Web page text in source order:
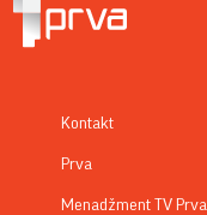
Kontakt
Prva
Menadžment TV Prva